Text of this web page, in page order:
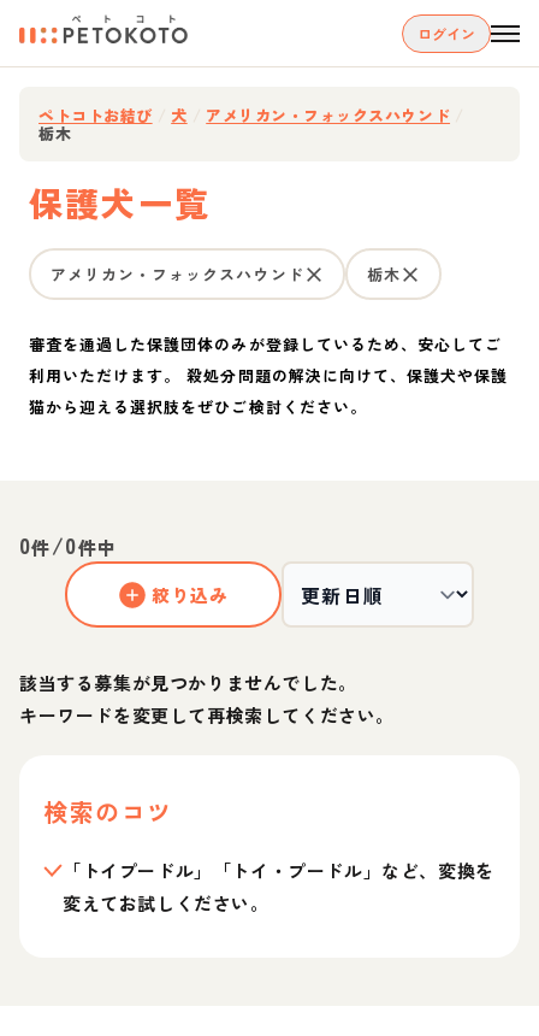
ログイン
ペトコトお結び 犬 アメリカン・フォックスハウンド
栃木
保護犬一覧
アメリカン・フォックスハウンド 栃木
審査を通過した保護団体のみが登録しているため、安心してご
利用いただけます。 殺処分問題の解決に向けて、保護犬や保護
猫から迎える選択肢をぜひご検討ください。
0件/0件中
絞り込み
該当する募集が見つかりませんでした。
キーワードを変更して再検索してください。
検索のコツ
「トイプードル」「トイ・プードル」など、変換を
変えてお試しください。